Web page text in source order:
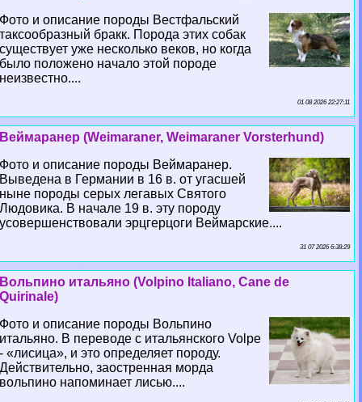
Фото и описание породы Вестфальский
таксообразный бpaкк. Порода этих собак
существует уже несколько веков, но когда
было положено начало этой породе
неизвестно....
01 08 2026 22:27:11
Веймаранер (Weimaraner, Weimaraner Vorsterhund)
Фото и описание породы Веймаранер.
Выведена в Германии в 16 в. от угасшей
ныне породы серых легавых Святого
Людовика. В начале 19 в. эту породу
усовершенствовали эрцгерцоги Веймарские....
31 07 2026 6:38:29
Вольпино итальяно (Volpino Italiano, Cane de
Quirinale)
Фото и описание породы Вольпино
итальяно. В переводе с итальянского Volpe
- «лисица», и это определяет породу.
Действительно, заостренная морда
вольпино напоминает лисью....